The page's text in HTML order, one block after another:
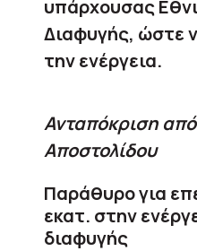
υπάρχουσας
Διαφυγής, ώστε
την ενέργεια.
Ανταπόκριση
Αποστολίδου
Παράθυρο για
εκατ. στην
διαφυγής